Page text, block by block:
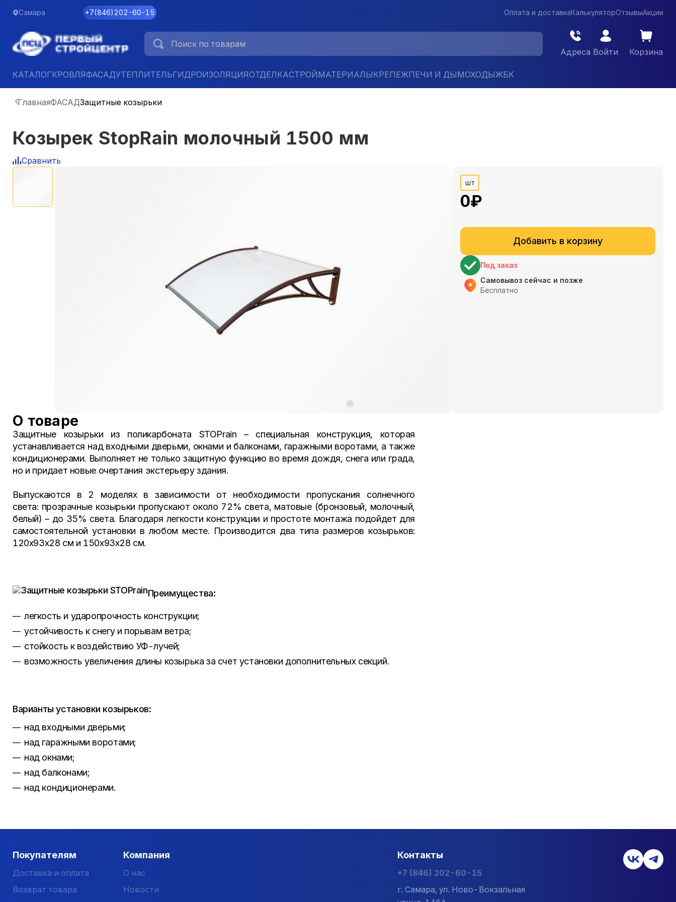
Самара +7(846)202-60-15 Оплата и доставкаКалькуляторОтзывыАкции
Адреса Войти Корзина
КАТАЛОГКРОВЛЯФАСАДУТЕПЛИТЕЛЬГИДРОИЗОЛЯЦИЯОТДЕЛКАСТРОЙМАТЕРИАЛЫКРЕПЕЖПЕЧИ И ДЫМОХОДЫЖБК
ГлавнаяФАСАДЗащитные козырьки
Козырек StopRain молочный 1500 мм
Сравнить
шт
0₽
Добавить в корзину
Под заказ
Самовывоз сейчас и позже
Бесплатно
О товаре
Защитные козырьки из поликарбоната STOPrain – специальная конструкция, которая
устанавливается над входными дверьми, окнами и балконами, гаражными воротами, а также
кондиционерами. Выполняет не только защитную функцию во время дождя, снега или града,
но и придает новые очертания экстерьеру здания.
Выпускаются в 2 моделях в зависимости от необходимости пропускания солнечного
света: прозрачные козырьки пропускают около 72% света, матовые (бронзовый, молочный,
белый) – до 35% света. Благодаря легкости конструкции и простоте монтажа подойдет для
самостоятельной установки в любом месте. Производится два типа размеров козырьков:
120х93х28 см и 150х93х28 см.
Преимущества:
легкость и ударопрочность конструкции;
устойчивость к снегу и порывам ветра;
стойкость к воздействию УФ-лучей;
возможность увеличения длины козырька за счет установки дополнительных секций.
Варианты установки козырьков:
над входными дверьми;
над гаражными воротами;
над окнами;
над балконами;
над кондиционерами.
Покупателям
Доставка и оплата
Возврат товара
Компания
О нас
Новости
Контакты
+7 (846) 202-60-15
г. Самара, ул. Ново-Вокзальная